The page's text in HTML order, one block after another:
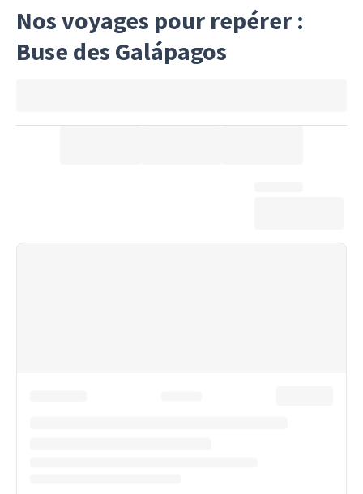
Nos voyages pour repérer :
Buse des Galápagos